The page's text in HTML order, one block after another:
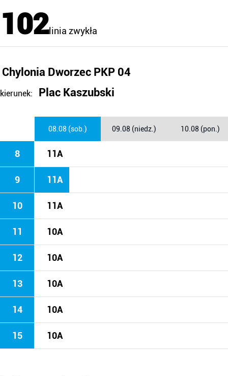
102linia zwykła
Chylonia Dworzec PKP 04
kierunek: Plac Kaszubski
08.08 (sob.) 09.08 (niedz.) 10.08 (pon.)
8 11A
9 11A
10 11A
11 10A
12 10A
13 10A
14 10A
15 10A